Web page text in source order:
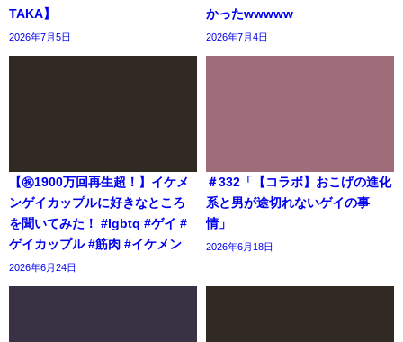
TAKA】
2026年7月5日
かったwwwww
2026年7月4日
【㊗️1900万回再生超！】イケメ
ンゲイカップルに好きなところ
を聞いてみた！ #lgbtq #ゲイ #
ゲイカップル #筋肉 #イケメン
2026年6月24日
＃332「【コラボ】おこげの進化
系と男が途切れないゲイの事
情」
2026年6月18日